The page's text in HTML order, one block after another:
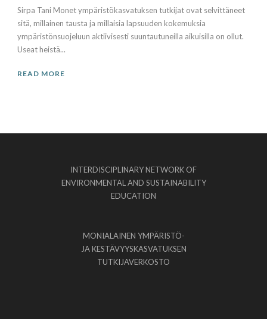
Sirpa Tani Monet ympäristökasvatuksen tutkijat ovat selvittäneet
sitä, millainen tausta ja millaisia lapsuuden kokemuksia
ympäristönsuojeluun aktiivisesti suuntautuneilla aikuisilla on ollut.
Useat heistä...
READ MORE
INTERDISCIPLINARY NETWORK OF
ENVIRONMENTAL AND SUSTAINABILITY
EDUCATION
MONIALAINEN YMPÄRISTÖ-
JA KESTÄVYYSKASVATUKSEN
TUTKIJAVERKOSTO